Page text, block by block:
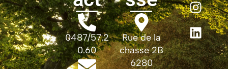
0487/57.2
0.60
Rue de la
chasse 2B
6280